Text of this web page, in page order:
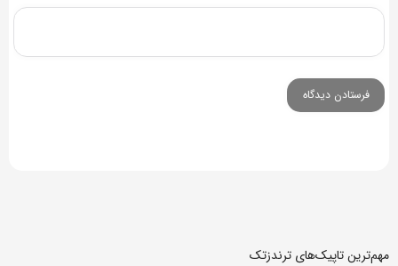
مهم‌ترین تاپیک‌های ترندزتک